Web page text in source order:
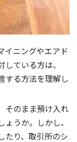
イニングやエアド
ている方は、
する方法を理解し
そのまま預け入れ
うか。しかし、
たり、取引所のシ